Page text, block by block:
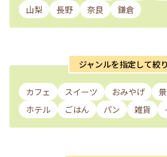
山梨
長野 奈良 鎌倉
ジャンルを指定して絞
カフェ スイーツ おみやげ
ホテル
ごはん パン 雑貨